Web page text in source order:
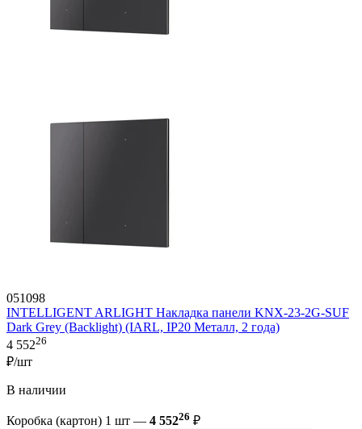
051098
INTELLIGENT ARLIGHT Накладка панели KNX-23-2G-SUF
Dark Grey (Backlight) (IARL, IP20 Металл, 2 года)
4 55226
₽/шт
В наличии
Коробка (картон) 1 шт — 4 55226 ₽